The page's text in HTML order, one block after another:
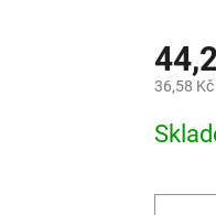
36,58 Kč
cena: